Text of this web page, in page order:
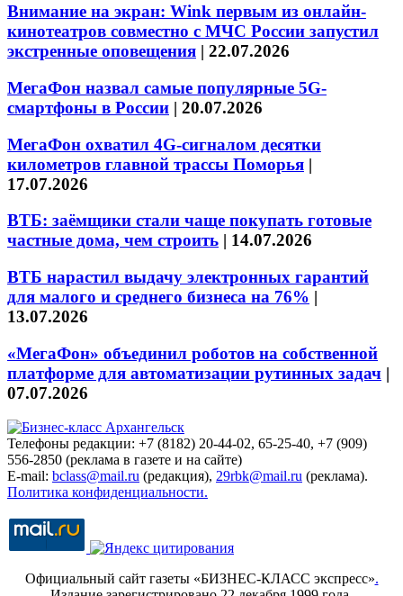
Внимание на экран: Wink первым из онлайн-
кинотеатров совместно с МЧС России запустил
экстренные оповещения | 22.07.2026
МегаФон назвал самые популярные 5G-
смартфоны в России | 20.07.2026
МегаФон охватил 4G-сигналом десятки
километров главной трассы Поморья |
17.07.2026
ВТБ: заёмщики стали чаще покупать готовые
частные дома, чем строить | 14.07.2026
ВТБ нарастил выдачу электронных гарантий
для малого и среднего бизнеса на 76% |
13.07.2026
«МегаФон» объединил роботов на собственной
платформе для автоматизации рутинных задач |
07.07.2026
Телефоны редакции: +7 (8182) 20-44-02, 65-25-40, +7 (909)
556-2850 (реклама в газете и на сайте)
E-mail: bclass@mail.ru (редакция), 29rbk@mail.ru (реклама).
Политика конфиденциальности.
Официальный сайт газеты «БИЗНЕС-КЛАСС экспресс».